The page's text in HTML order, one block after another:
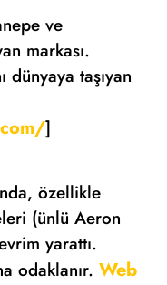
ve
markası.
dünyaya taşıyan
]
özellikle
(ünlü Aeron
yarattı.
odaklanır. Web